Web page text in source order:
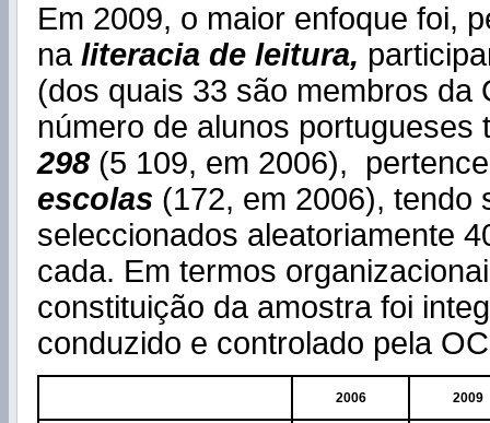
Em 2009, o maior enfoque foi,
na literacia de leitura,
(dos quais 33 são membros da
número de alunos
298 (5 109, em 2006),
escolas (172, em 2006), tendo
seleccionados aleatoriamente
cada. Em termos
constituição da amostra foi
conduzido e controlado pela
2006 2009